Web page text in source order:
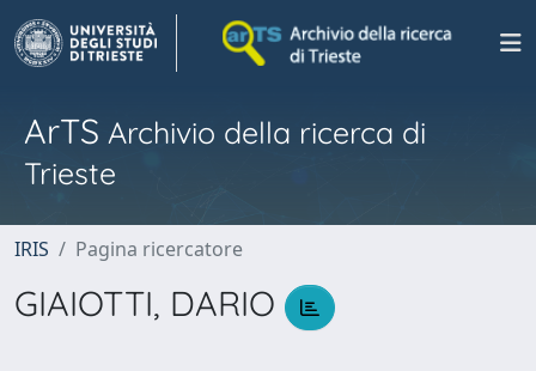
ArTS Archivio della ricerca di
Trieste
IRIS Pagina ricercatore
GIAIOTTI, DARIO